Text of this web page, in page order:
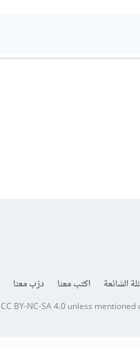
الشائعة اكتب معنا درّب معنا
CC BY-NC-SA 4.0unless mentioned